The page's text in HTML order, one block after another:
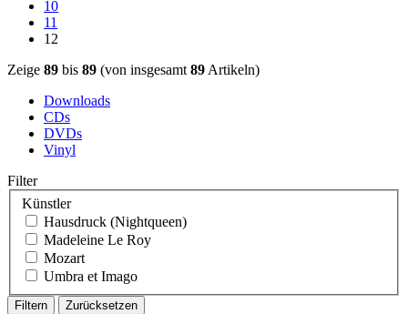
10
11
12
Zeige 89 bis 89 (von insgesamt 89 Artikeln)
Downloads
CDs
DVDs
Vinyl
Filter
Künstler
Hausdruck (Nightqueen)
Madeleine Le Roy
Mozart
Umbra et Imago
Filtern Zurücksetzen